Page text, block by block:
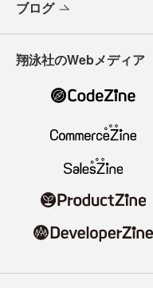
ブログ
翔泳社のWebメディア